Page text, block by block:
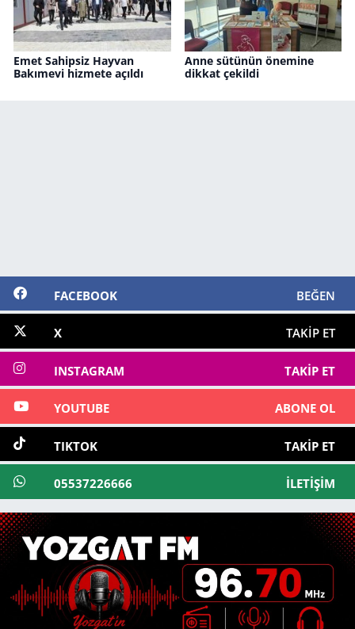
Emet Sahipsiz Hayvan
Bakımevi hizmete açıldı
Anne sütünün önemine
dikkat çekildi
FACEBOOK BEĞEN
X TAKIP ET
INSTAGRAM TAKIP ET
YOUTUBE ABONE OL
TIKTOK TAKIP ET
05537226666 İLETIŞIM